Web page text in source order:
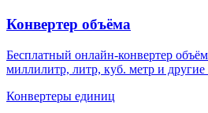
Конвертер объёма
Бесплатный онлайн-конвертер
миллилитр, литр, куб. метр и
Конвертеры единиц